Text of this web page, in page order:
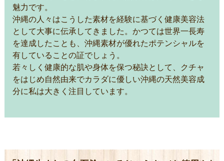
魅力です。
沖縄の人々はこうした素材を経験に基づく健康美容法
として大事に伝承してきました。かつては世界一長寿
を達成したことも、沖縄素材が優れたポテンシャルを
有していることの証でしょう。
若々しく健康的な肌や身体を保つ秘訣として、クチャ
をはじめ自然由来でカラダに優しい沖縄の天然美容成
分に私は大きく注目しています。